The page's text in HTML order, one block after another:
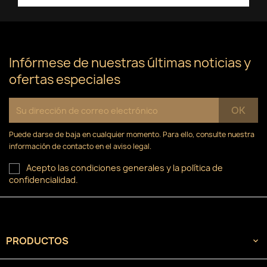
add_circle_outline Crear nueva lista
((cancelText))
Cancelar
Infórmese de nuestras últimas noticias y
ofertas especiales
Puede darse de baja en cualquier momento. Para ello, consulte nuestra
información de contacto en el aviso legal.
Acepto las condiciones generales y la política de
confidencialidad.
PRODUCTOS 